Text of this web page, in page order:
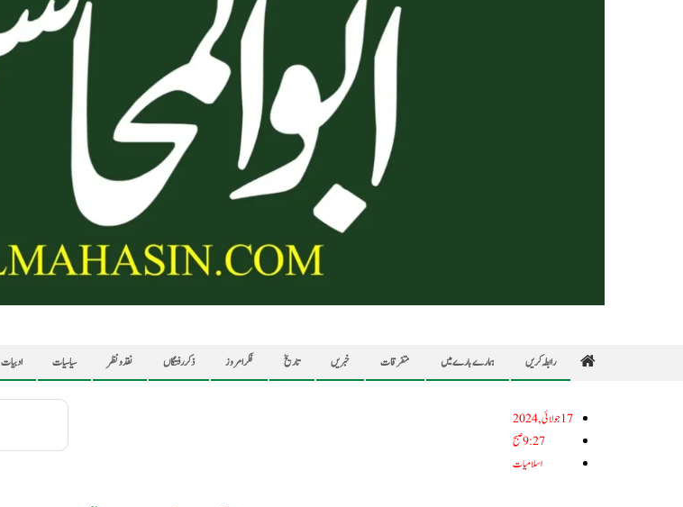
ادبیات سیاسیات نقد ونظر ذکر رفتگاں فکر امروز تاریخ خبریں متفرقات ہمارے بارے میں رابطہ کریں
17جولائی, 2024
9:27 صبح
اسلامیات